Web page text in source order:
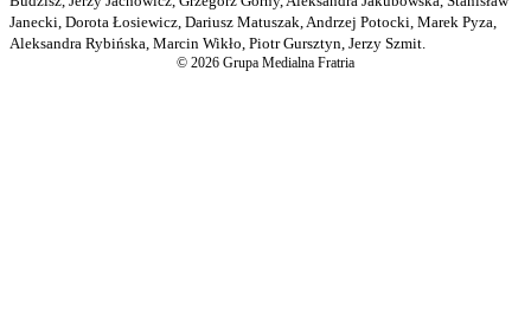
Janecki, Dorota Łosiewicz, Dariusz Matuszak, Andrzej Potocki, Marek Pyza,
Aleksandra Rybińska, Marcin Wikło, Piotr Gursztyn, Jerzy Szmit.
© 2026 Grupa Medialna Fratria